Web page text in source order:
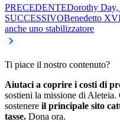
PRECEDENTEDorothy Day,
SUCCESSIVOBenedetto
anche uno stabilizzatore
Ti piace il nostro contenuto?
Aiutaci a coprire i costi di
sostieni la missione di
sostenere il principale sito
tasse. Dona ora.